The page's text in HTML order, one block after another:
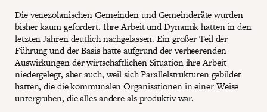
Die venezolanischen Gemeinden und Gemeinderäte wurden
bisher kaum gefordert. Ihre Arbeit und Dynamik hatten in den
letzten Jahren deutlich nachgelassen. Ein großer Teil der
Führung und der Basis hatte aufgrund der verheerenden
Auswirkungen der wirtschaftlichen Situation ihre Arbeit
niedergelegt, aber auch, weil sich Parallelstrukturen gebildet
hatten, die die kommunalen Organisationen in einer Weise
untergruben, die alles andere als produktiv war.